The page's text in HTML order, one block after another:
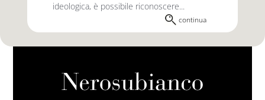
ideologica, è possibile riconoscere...
continua